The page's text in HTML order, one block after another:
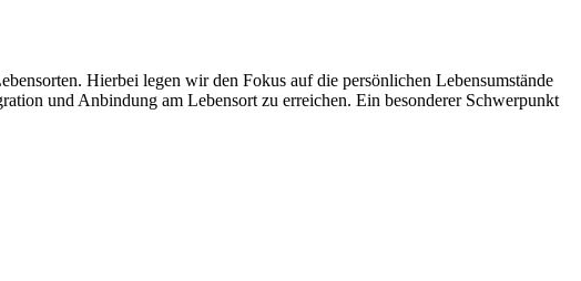
Hierbei legen wir den Fokus auf die persönlichen Lebensumstände
und Anbindung am Lebensort zu erreichen. Ein besonderer Schwerpunkt